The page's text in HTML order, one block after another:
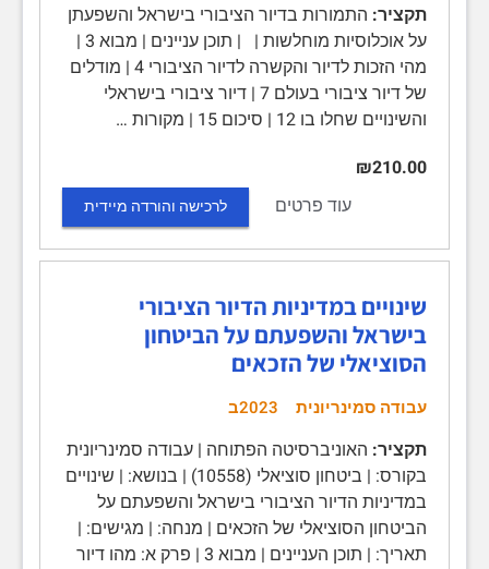
תקציר: התמורות בדיור הציבורי בישראל והשפעתן
על אוכלוסיות מוחלשות | | תוכן עניינים | מבוא 3 |
מהי הזכות לדיור והקשרה לדיור הציבורי 4 | מודלים
של דיור ציבורי בעולם 7 | דיור ציבורי בישראלי
והשינויים שחלו בו 12 | סיכום 15 | מקורות …
₪210.00
עוד פרטים
לרכישה והורדה מיידית
שינויים במדיניות הדיור הציבורי
בישראל והשפעתם על הביטחון
הסוציאלי של הזכאים
עבודה סמינריונית 2023ב
תקציר: האוניברסיטה הפתוחה | עבודה סמינריונית
בקורס: | ביטחון סוציאלי (10558) | בנושא: | שינויים
במדיניות הדיור הציבורי בישראל והשפעתם על
הביטחון הסוציאלי של הזכאים | מנחה: | מגישים: |
תאריך: | תוכן העניינים | מבוא 3 | פרק א: מהו דיור